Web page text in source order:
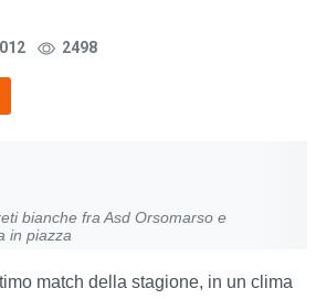
2498
bianche fra Asd Orsomarso e
in piazza
match della stagione, in un clima